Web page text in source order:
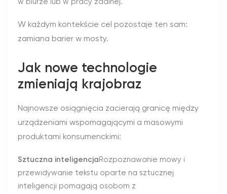
W każdym kontekście cel pozostaje ten sam:
zamiana barier w mosty.
Jak nowe technologie
zmieniają krajobraz
Najnowsze osiągnięcia zacierają granicę między
urządzeniami wspomagającymi a masowymi
produktami konsumenckimi:
Sztuczna inteligencjaRozpoznawanie mowy i
przewidywanie tekstu oparte na sztucznej
inteligencji pomagają osobom z